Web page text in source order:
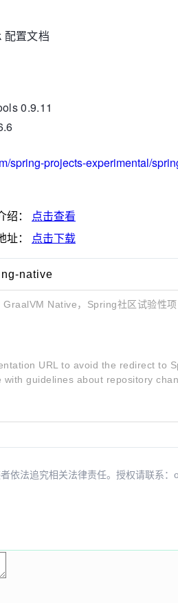
配置文档
0.9.11
spring-projects-experimental/
绍：
点击查看
址： 点击下载
native
Native，Spring社区试验性
URL to avoid the redirect to
with guidelines about repository
依法追究相关法律责任。授权请联系